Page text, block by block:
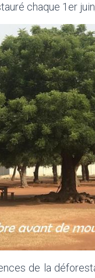
chaque 1er
de la